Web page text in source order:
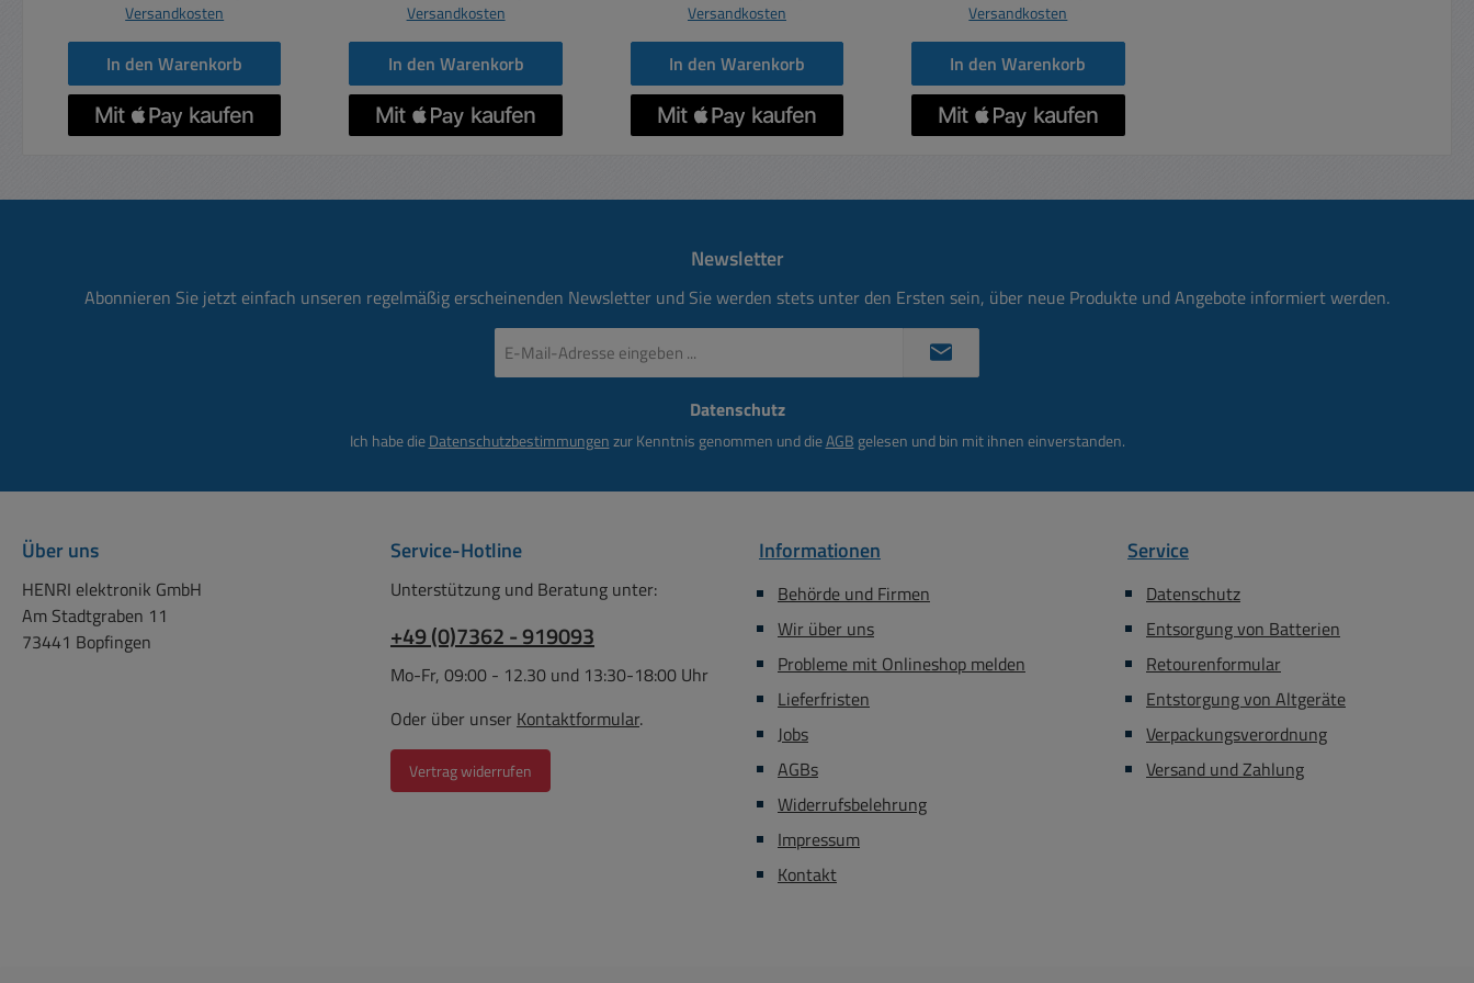
Versandkosten
In den Warenkorb
Versandkosten
In den Warenkorb
Versandkosten
In den Warenkorb
Versandkosten
In den Warenkorb
Newsletter
Abonnieren Sie jetzt einfach unseren regelmäßig erscheinenden Newsletter und Sie werden stets unter den Ersten sein, über neue Produkte und Angebote informiert werden.
Mail-
Datenschutz
Ich habe dieDatenschutzbestimmungenzur Kenntnis genommen und dieAGB gelesen und bin mit ihnen einverstanden.
Über uns
HENRI elektronik GmbH
Am Stadtgraben 11
73441 Bopfingen
Service-Hotline
Unterstützung und Beratung unter:
+49 (0)7362 - 919093
Mo-Fr, 09:00 - 12.30 und 13:30-18:00 Uhr
Oder über unser Kontaktformular.
Vertrag widerrufen
Informationen
Behörde und Firmen
Wir über uns
Probleme mit Onlineshop melden
Lieferfristen
Jobs
AGBs
Widerrufsbelehrung
Impressum
Kontakt
Service
Datenschutz
Entsorgung von Batterien
Retourenformular
Entstorgung von Altgeräte
Verpackungsverordnung
Versand und Zahlung